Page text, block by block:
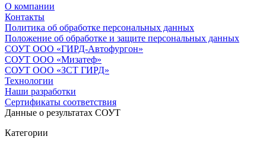
О компании
Контакты
Политика об обработке персональных данных
Положение об обработке и защите персональных данных
СОУТ ООО «ГИРД-Автофургон»
СОУТ ООО «Мизатеф»
СОУТ ООО «ЗСТ ГИРД»
Технологии
Наши разработки
Сертификаты соответствия
Данные о результатах СОУТ
Категории